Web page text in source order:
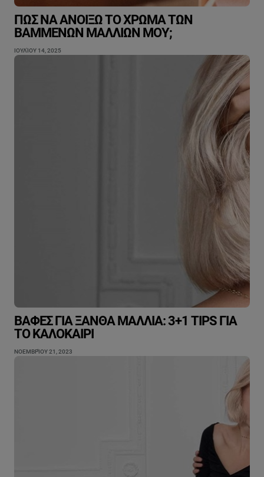
ΠΏΣ ΝΑ ΑΝΟΊΞΩ ΤΟ ΧΡΏΜΑ ΤΩΝ
ΒΑΜΜΈΝΩΝ ΜΑΛΛΙΏΝ ΜΟΥ;
ΙΟΥΛΊΟΥ 14, 2025
ΒΑΦΈΣ ΓΙΑ ΞΑΝΘΆ ΜΑΛΛΙΆ: 3+1 TIPS ΓΙΑ
ΤΟ ΚΑΛΟΚΑΊΡΙ
ΝΟΕΜΒΡΊΟΥ 21, 2023